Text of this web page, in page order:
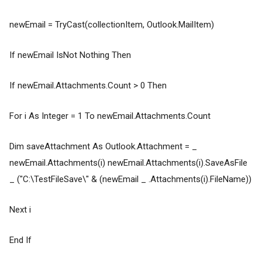
newEmail = TryCast(collectionItem, Outlook.MailItem)
If newEmail IsNot Nothing Then
If newEmail.Attachments.Count > 0 Then
For i As Integer = 1 To newEmail.Attachments.Count
Dim saveAttachment As Outlook.Attachment = _
newEmail.Attachments(i) newEmail.Attachments(i).SaveAsFile
_ ("C:\TestFileSave\" & (newEmail _ .Attachments(i).FileName))
Next i
End If